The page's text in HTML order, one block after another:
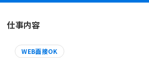
仕事内容
WEB面接OK